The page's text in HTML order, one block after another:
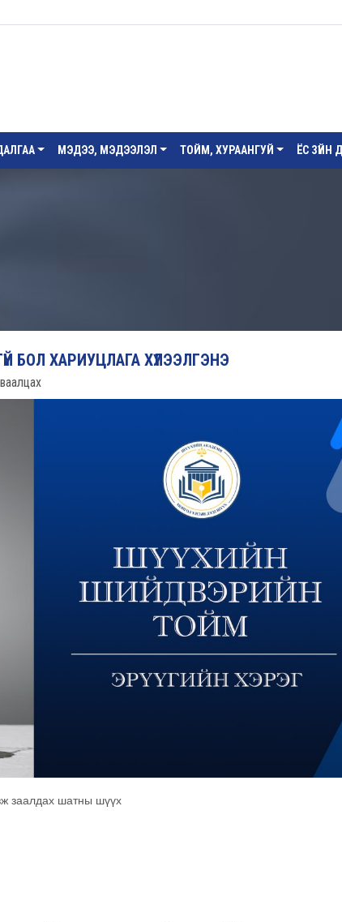
МЭДЭЭ, МЭДЭЭЛЭЛ ТОЙМ, ХУРААНГУЙ ЁС ЗҮЙН
БОЛ ХАРИУЦЛАГА ХҮЛЭЭЛГЭНЭ
заалдах шатны шүүх